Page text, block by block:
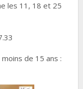
les 11, 18 et 25
de 15 ans :